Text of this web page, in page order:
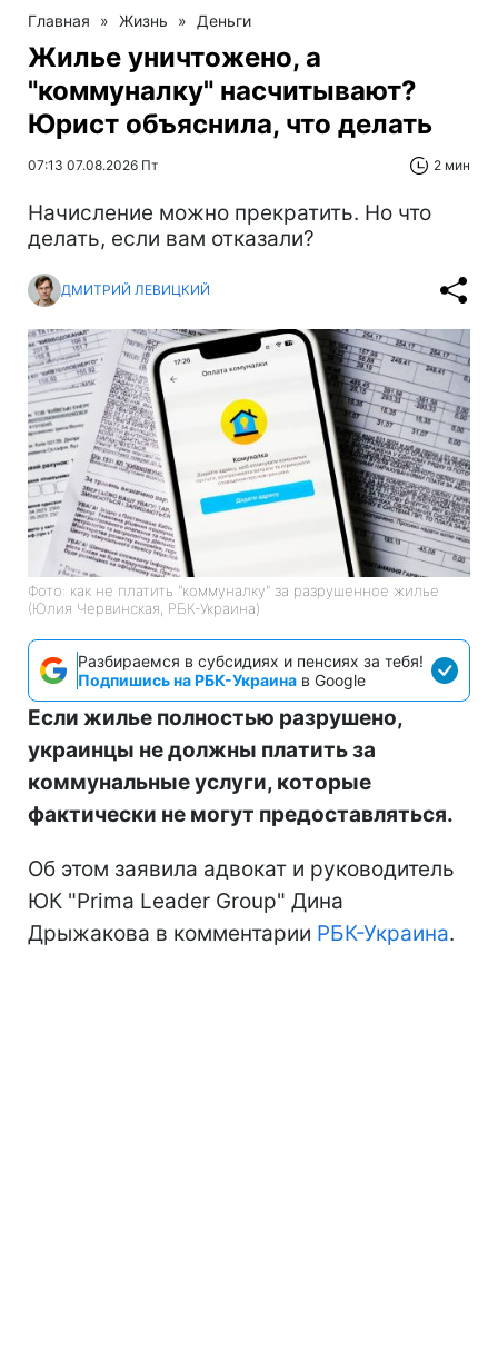
Главная » Жизнь » Деньги
Жилье уничтожено, а
"коммуналку" насчитывают?
Юрист объяснила, что делать
07:13 07.08.2026 Пт 2 мин
Начисление можно прекратить. Но что
делать, если вам отказали?
ДМИТРИЙ ЛЕВИЦКИЙ
Фото: как не платить "коммуналку" за разрушенное жилье
(Юлия Червинская, РБК-Украина)
Разбираемся в субсидиях и пенсиях за тебя!
Подпишись на РБК-Украина в Google
Если жилье полностью разрушено,
украинцы не должны платить за
коммунальные услуги, которые
фактически не могут предоставляться.
Об этом заявила адвокат и руководитель
ЮК "Prima Leader Group" Дина
Дрыжакова в комментарии РБК-Украина.